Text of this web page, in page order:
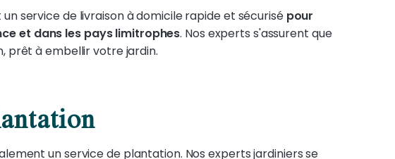
service de livraison à domicile rapide et sécurisé pour
et dans les pays limitrophes. Nos experts s'assurent que
prêt à embellir votre jardin.
un service de plantation. Nos experts jardiniers se